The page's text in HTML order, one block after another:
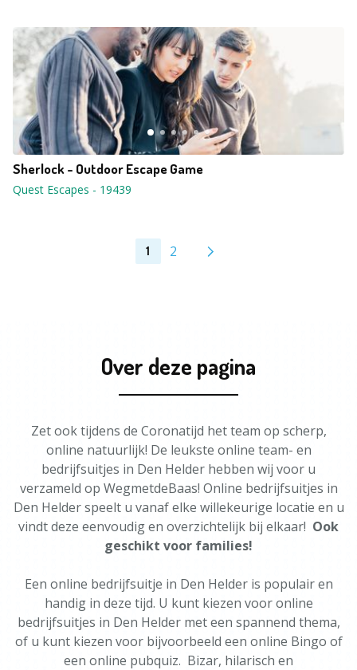
Sherlock - Outdoor Escape Game
Quest Escapes - 19439
1 2
Over deze pagina
Zet ook tijdens de Coronatijd het team op scherp,
online natuurlijk! De leukste online team- en
bedrijfsuitjes in Den Helder hebben wij voor u
verzameld op WegmetdeBaas! Online bedrijfsuitjes in
Den Helder speelt u vanaf elke willekeurige locatie en u
vindt deze eenvoudig en overzichtelijk bij elkaar! Ook
geschikt voor families!
Een online bedrijfsuitje in Den Helder is populair en
handig in deze tijd. U kunt kiezen voor online
bedrijfsuitjes in Den Helder met een spannend thema,
of u kunt kiezen voor bijvoorbeeld een online Bingo of
een online pubquiz. Bizar, hilarisch en